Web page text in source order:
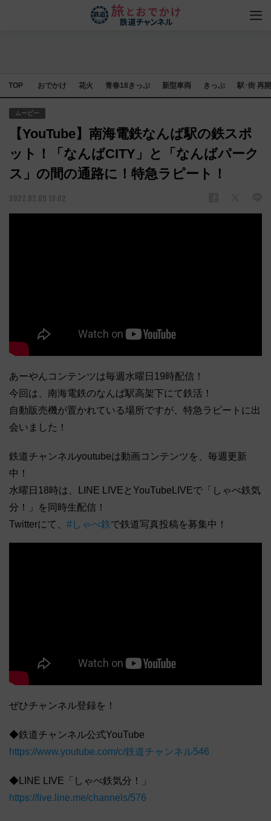
TOP おでかけ 花火 青春18きっぷ 新型車両 きっぷ 駅･街 再
ムービー
【YouTube】南海電鉄なんば駅の鉄スポ
ット！「なんばCITY」と「なんばパーク
ス」の間の通路に！特急ラピート！
2022.02.09 19:02
あーやんコンテンツは毎週水曜日19時配信！
今回は、南海電鉄のなんば駅高架下にて鉄活！
自動販売機が置かれている場所ですが、特急ラピートに出
会いました！
鉄道チャンネルyoutubeは動画コンテンツを、毎週更新
中！
水曜日18時は、LINE LIVEとYouTubeLIVEで「しゃべ鉄気
分！」を同時生配信！
Twitterにて、 #しゃべ鉄で鉄道写真投稿を募集中！
ぜひチャンネル登録を！
◆鉄道チャンネル公式YouTube
https://www.youtube.com/c/鉄道チャンネル546
◆LINE LIVE「しゃべ鉄気分！」
https://live.line.me/channels/576